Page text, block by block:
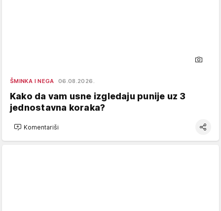
ŠMINKA I NEGA 06.08.2026.
Kako da vam usne izgledaju punije uz 3
jednostavna koraka?
Komentariši